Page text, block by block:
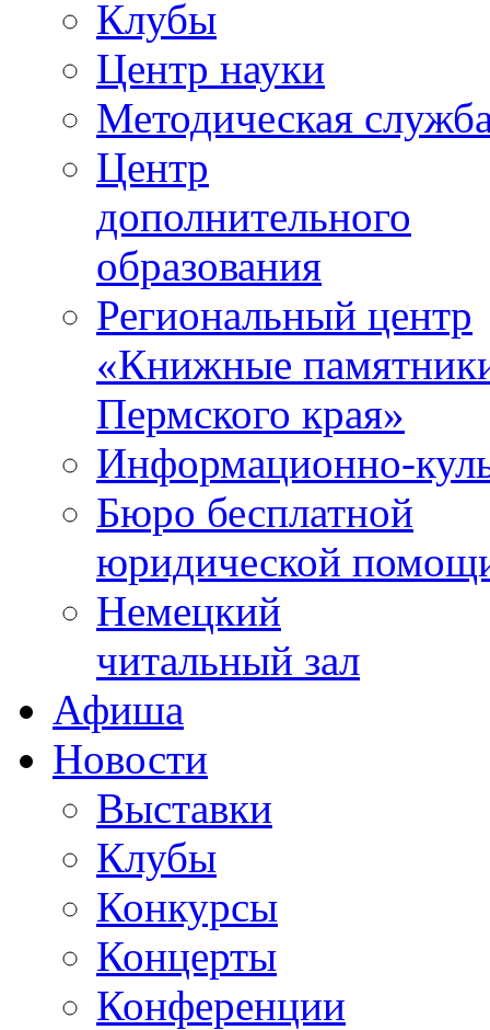
Клубы
Центр науки
Методическая
Центр
дополнительного
образования
Региональный центр
«Книжные
Пермского края»
Информационно-
Бюро бесплатной
юридической
Немецкий
читальный зал
Афиша
Новости
Выставки
Клубы
Конкурсы
Концерты
Конференции